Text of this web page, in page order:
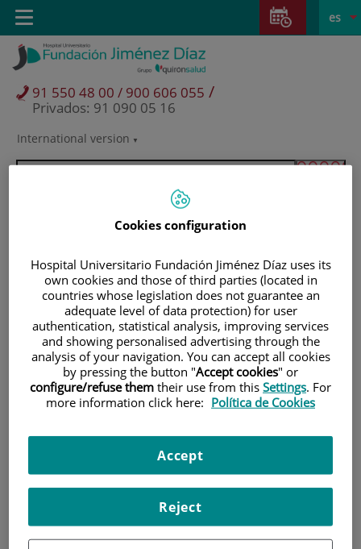
Saltar al contenido
Saltar
contenido
Selector
activo
es
International version
91 550 48 00 / 900 606 055 /
Privados: 91 090 05 16
Toggle
navigation
Pacientes y visitantes
Investigación
Cookies configuration
Hospital Universitario Fundación Jiménez Díaz uses its
own cookies and those of third parties (located in
countries whose legislation does not guarantee an
adequate level of data protection) for user
authentication, statistical analysis, improving services
and showing personalised advertising through the
analysis of your navigation. You can accept all cookies
by pressing the button "Accept cookies" or
configure/refuse them their use from this Settings. For
more information click here: Política de Cookies
Reject
Accept